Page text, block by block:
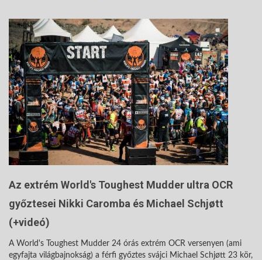
Az extrém World's Toughest Mudder ultra OCR
győztesei Nikki Caromba és Michael Schjøtt
(+videó)
A World's Toughest Mudder 24 órás extrém OCR versenyen (ami
egyfajta világbajnokság) a férfi győztes svájci Michael Schjøtt 23 kör,